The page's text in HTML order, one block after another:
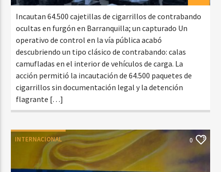
Incautan 64.500 cajetillas de cigarrillos de contrabando
ocultas en furgón en Barranquilla; un capturado Un
operativo de control en la vía pública acabó
descubriendo un tipo clásico de contrabando: calas
camufladas en el interior de vehículos de carga. La
acción permitió la incautación de 64.500 paquetes de
cigarrillos sin documentación legal y la detención
flagrante […]
INTERNACIONAL 0